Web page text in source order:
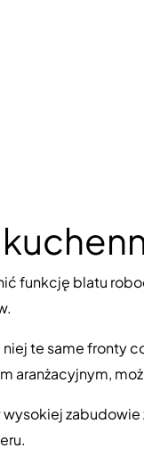
funkcję blatu
te same fronty